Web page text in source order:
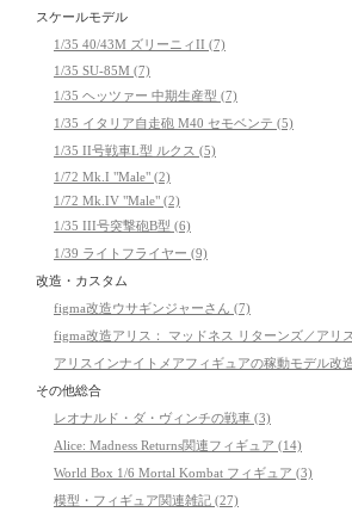
スケールモデル
1/35 40/43M ズリーニィII (7)
1/35 SU-85M (7)
1/35 ヘッツァー 中期生産型 (7)
1/35 イタリア自走砲 M40 セモベンテ (5)
1/35 II号戦車L型 ルクス (5)
1/72 Mk.I "Male" (2)
1/72 Mk.IV "Male" (2)
1/35 III号突撃砲B型 (6)
1/39 ライトフライヤー (9)
改造・カスタム
figma改造ウサギンジャーさん (7)
figma改造アリス： マッドネス リターンズ／アリ
アリスインナイトメアフィギュアの稼動モデル改
その他総合
レオナルド・ダ・ヴィンチの戦車 (3)
Alice: Madness Returns関連フィギュア (14)
World Box 1/6 Mortal Kombat フィギュア (3)
模型・フィギュア関連雑記 (27)